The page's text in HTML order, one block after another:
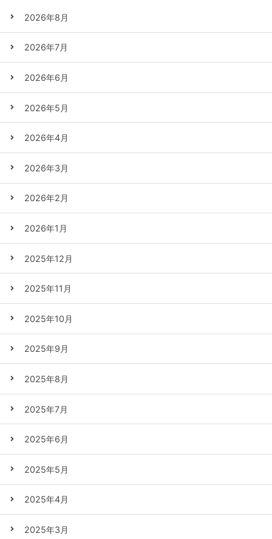
2026年8月
2026年7月
2026年6月
2026年5月
2026年4月
2026年3月
2026年2月
2026年1月
2025年12月
2025年11月
2025年10月
2025年9月
2025年8月
2025年7月
2025年6月
2025年5月
2025年4月
2025年3月